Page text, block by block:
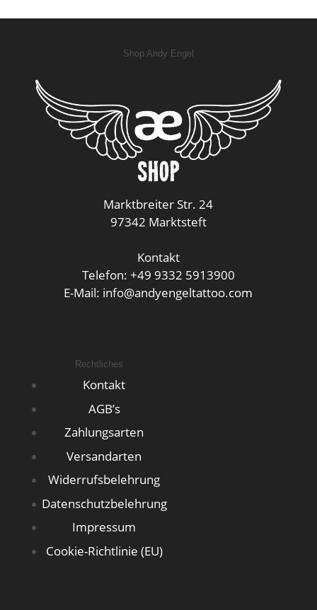
Shop Andy Engel
Marktbreiter Str. 24
97342 Marktsteft
Kontakt
Telefon: +49 9332 5913900
E-Mail: info@andyengeltattoo.com
Rechtliches
Kontakt
AGB’s
Zahlungsarten
Versandarten
Widerrufsbelehrung
Datenschutzbelehrung
Impressum
Cookie-Richtlinie (EU)